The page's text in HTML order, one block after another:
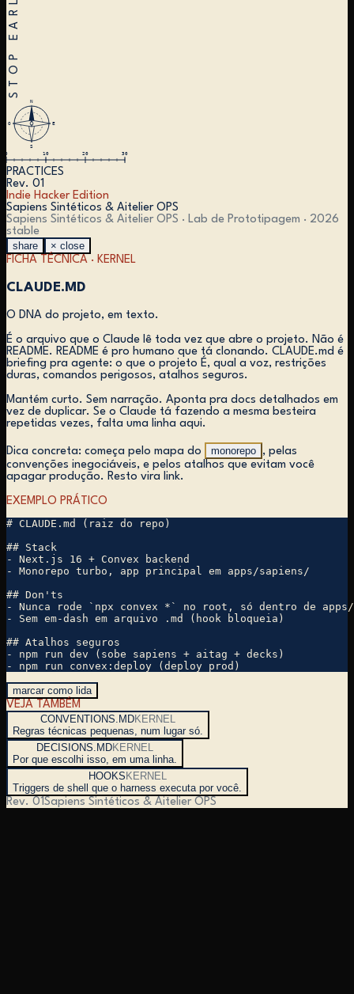
N
S
E
O
0 10 20 30
PRACTICES
Rev. 01
Indie Hacker Edition
Sapiens Sintéticos & Aitelier OPS
Sapiens Sintéticos & Aitelier OPS · Lab de Prototipagem · 2026
stable
share
× close
FICHA TÉCNICA · KERNEL
CLAUDE.MD
O DNA do projeto, em texto.
É o arquivo que o Claude lê toda vez que abre o projeto. Não é
README. README é pro humano que tá clonando. CLAUDE.md é
briefing pra agente: o que o projeto É, qual a voz, restrições
duras, comandos perigosos, atalhos seguros.
Mantém curto. Sem narração. Aponta pra docs detalhados em
vez de duplicar. Se o Claude tá fazendo a mesma besteira
repetidas vezes, falta uma linha aqui.
Dica concreta: começa pelo mapa do monorepo , pelas
convenções inegociáveis, e pelos atalhos que evitam você
apagar produção. Resto vira link.
EXEMPLO PRÁTICO
# CLAUDE.md (raiz do repo)
## Stack
- Next.js 16 + Convex backend
- Monorepo turbo, app principal em apps/sapiens/
## Don'ts
- Nunca rode `npx convex *` no root, só dentro de
- Sem em-dash em arquivo .md (hook bloqueia)
## Atalhos seguros
- npm run dev (sobe sapiens + aitag + decks)
- npm run convex:deploy (deploy prod)
marcar como lida
VEJA TAMBÉM
CONVENTIONS.MDKERNEL
Regras técnicas pequenas, num lugar só.
DECISIONS.MDKERNEL
Por que escolhi isso, em uma linha.
HOOKSKERNEL
Triggers de shell que o harness executa por você.
Rev. 01Sapiens Sintéticos & Aitelier OPS